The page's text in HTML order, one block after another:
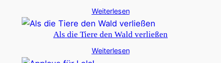
Weiterlesen
Als die Tiere den Wald verließen
Weiterlesen